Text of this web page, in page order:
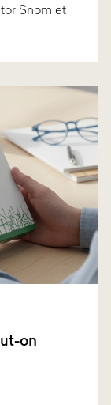
Snom et
on